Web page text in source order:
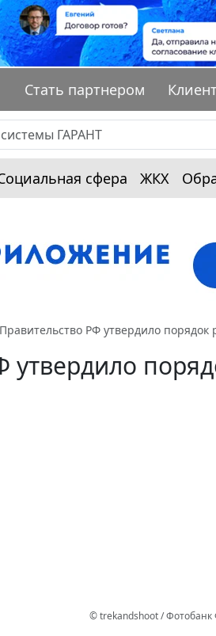
Стать партнером
сфера ЖКХ
Правительство РФ утвердило
утвердило
© trekandshoot / Фотобанк